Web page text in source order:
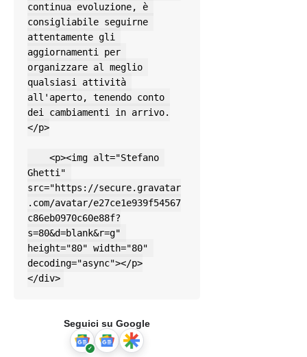
continua evoluzione, è
consigliabile seguirne
attentamente gli
aggiornamenti per
organizzare al meglio
qualsiasi attività
all'aperto, tenendo conto
dei cambiamenti in arrivo.
</p>
Ghetti"
src="https://secure.gravatar
.com/avatar/e27ce1e939f54567
c86eb0970c60e88f?
s=80&d=blank&r=g"
height="80" width="80"
decoding="async"></p>
</div>
Seguici su Google